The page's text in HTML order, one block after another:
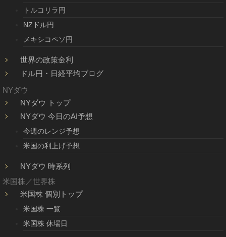
トルコリラ円
NZドル円
メキシコペソ円
世界の政策金利
ドル円・日経平均ブログ
NYダウ
NYダウ トップ
NYダウ 今日のAI予想
今週のレンジ予想
米国の利上げ予想
NYダウ 時系列
米国株／世界株
米国株 個別トップ
米国株 一覧
米国株 休場日